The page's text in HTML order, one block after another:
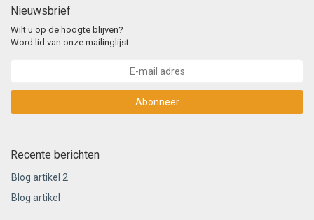
Nieuwsbrief
Wilt u op de hoogte blijven?
Word lid van onze mailinglijst:
Abonneer
Recente berichten
Blog artikel 2
Blog artikel